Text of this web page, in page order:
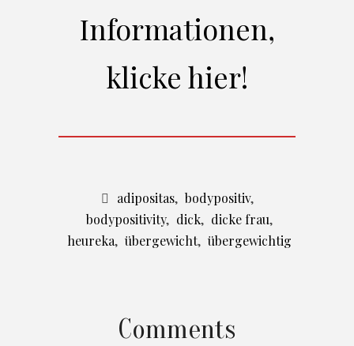
Informationen,
klicke hier!
adipositas, bodypositiv,
bodypositivity, dick, dicke frau,
heureka, übergewicht, übergewichtig
Comments